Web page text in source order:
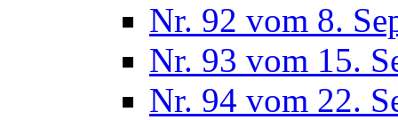
Nr. 92 vom 8.
Nr. 93 vom 15.
Nr. 94 vom 22.